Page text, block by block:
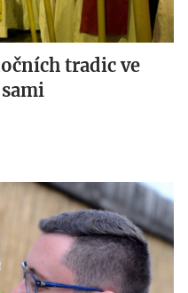
tradic ve